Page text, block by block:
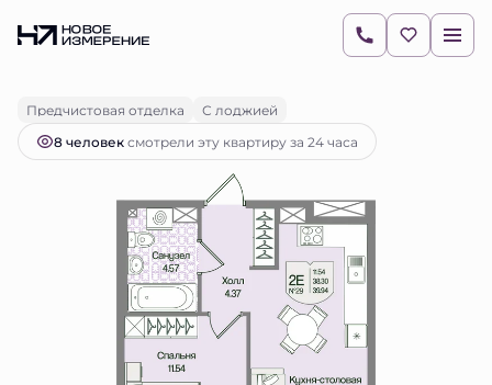
1-комнатная 10 492 147 руб.
Ипотекаот 14 793 руб.
Предчистовая отделка
С лоджией
8 человексмотрели эту квартиру за 24 часа